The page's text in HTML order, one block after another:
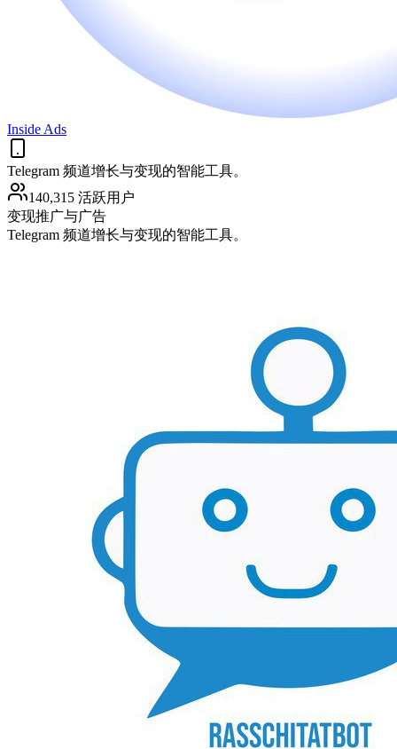
Inside Ads
Telegram 频道增长与变现的智能工具。
140,315 活跃用户
变现推广与广告
Telegram 频道增长与变现的智能工具。